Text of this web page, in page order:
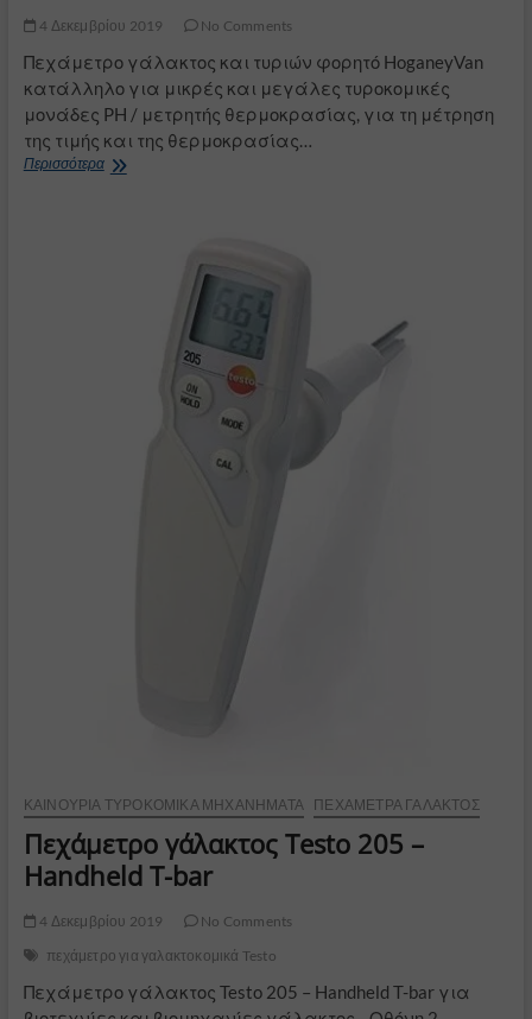
4 Δεκεμβρίου 2019 No Comments
Πεχάμετρο γάλακτος και τυριών φορητό HoganeyVan
κατάλληλο για μικρές και μεγάλες τυροκομικές
μονάδες PH / μετρητής θερμοκρασίας, για τη μέτρηση
της τιμής και της θερμοκρασίας…
ΠερισσότεραΠεχάμετρο
ΚΑΙΝΟΎΡΙΑ ΤΥΡΟΚΟΜΙΚΆ ΜΗΧΑΝΉΜΑΤΑ ΠΕΧΆΜΕΤΡΑ ΓΆΛΑΚΤΟΣ
Πεχάμετρο γάλακτος Testo 205 –
Handheld T-bar
4 Δεκεμβρίου 2019
No Comments
πεχάμετρο για γαλακτοκομικά Testo
Πεχάμετρο γάλακτος Testo 205 – Handheld T-bar για